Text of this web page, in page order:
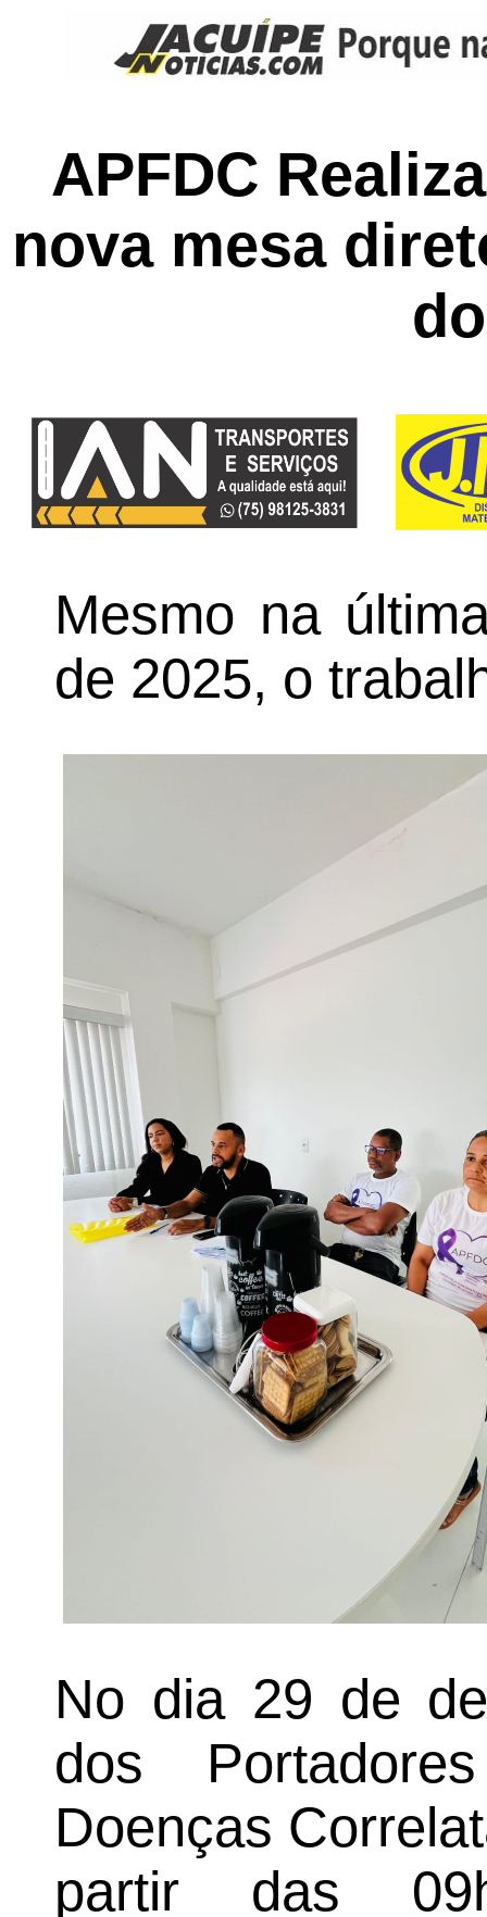
APFDC
nova mesa
Mesmo na
de 2025, o
No dia 29 de
dos
Doenças
partir das